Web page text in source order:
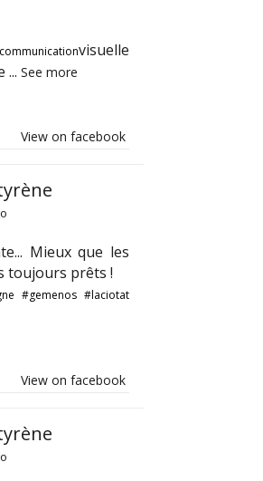
visuelle
... See more
View on facebook
Mieux que les
toujours prêts !
#gemenos #laciotat
View on facebook